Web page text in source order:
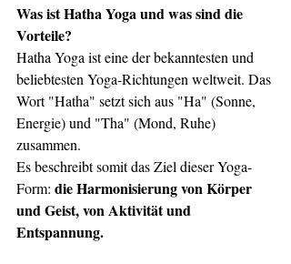
Was ist Hatha Yoga und was sind die
Vorteile?
Hatha Yoga ist eine der bekanntesten und
beliebtesten Yoga-Richtungen weltweit. Das
Wort "Hatha" setzt sich aus "Ha" (Sonne,
Energie) und "Tha" (Mond, Ruhe)
zusammen.
Es beschreibt somit das Ziel dieser Yoga-
Form: die Harmonisierung von Körper
und Geist, von Aktivität und
Entspannung.